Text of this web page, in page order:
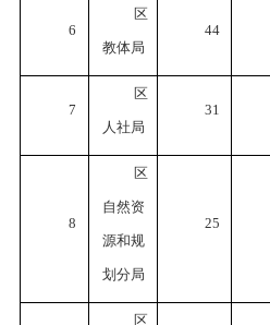
6
区
教体局
44
7
区
人社局
31
8
区
自然资
源和规
划分局
25
区